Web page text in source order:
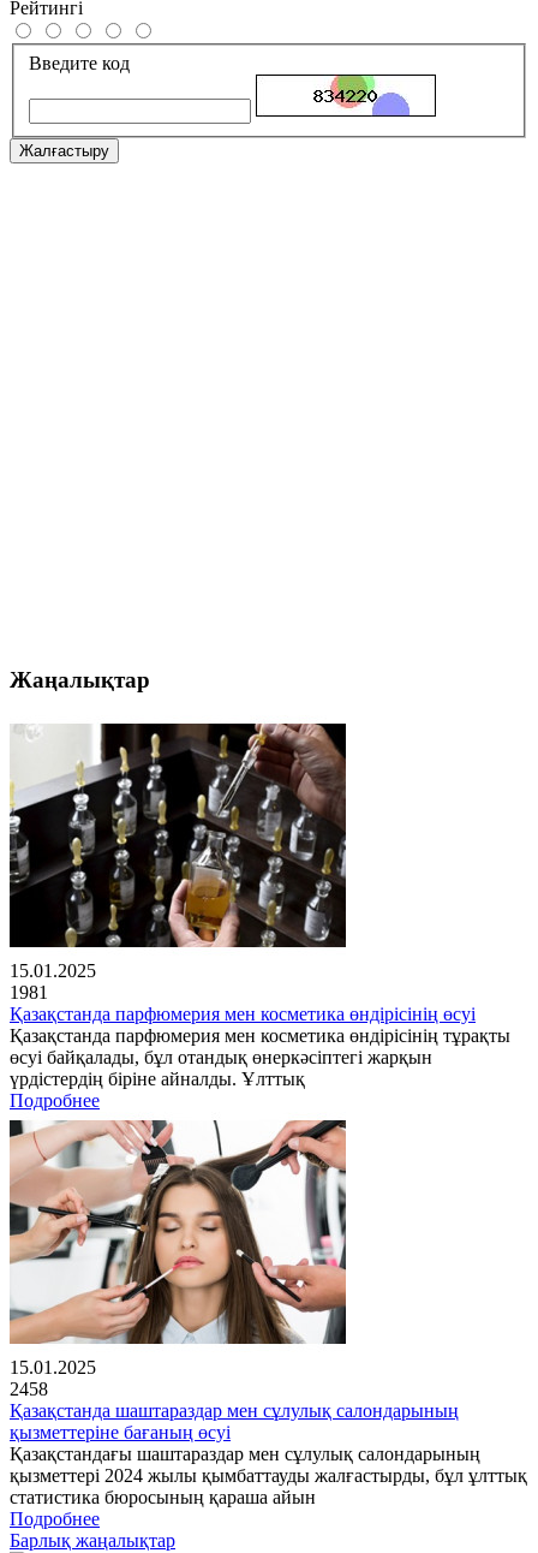
Рейтингі
Введите код
Жалғастыру
Жаңалықтар
15.01.2025
1981
Қазақстанда парфюмерия мен косметика өндірісінің өсуі
Қазақстанда парфюмерия мен косметика өндірісінің тұрақты
өсуі байқалады, бұл отандық өнеркәсіптегі жарқын
үрдістердің біріне айналды. Ұлттық
Подробнее
15.01.2025
2458
Қазақстанда шаштараздар мен сұлулық салондарының
қызметтеріне бағаның өсуі
Қазақстандағы шаштараздар мен сұлулық салондарының
қызметтері 2024 жылы қымбаттауды жалғастырды, бұл ұлттық
статистика бюросының қараша айын
Подробнее
Барлық жаңалықтар